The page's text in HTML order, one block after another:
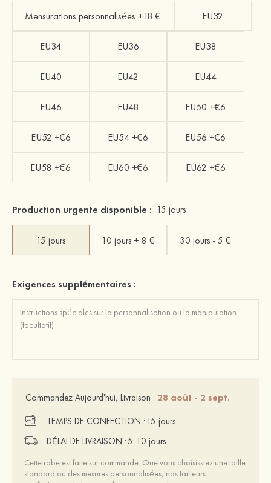
Mensurations personnalisées +18 € EU32
EU34 EU36 EU38
EU40 EU42 EU44
EU46 EU48 EU50 +€6
EU52 +€6 EU54 +€6 EU56 +€6
EU58 +€6 EU60 +€6 EU62 +€6
Production urgente disponible : 15 jours
15 jours 10 jours + 8 € 30 jours - 5 €
Exigences supplémentaires :
Commandez Aujourd'hui, Livraison : 28 août - 2 sept.
TEMPS DE CONFECTION : 15 jours
DÉLAI DE LIVRAISON :5-10 jours
Cette robe est faite sur commande. Que vous choisissiez une taille
standard ou des mesures personnalisées, nos tailleurs